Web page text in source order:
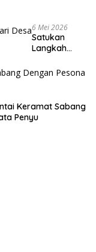
6 Mei 2026
Satukan
Langkah
Negeri dari
Desa
Keramat Sabang
Penyu